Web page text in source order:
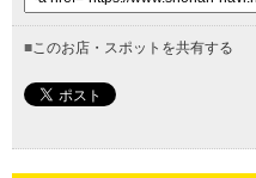
■ このお店・スポットを共有する